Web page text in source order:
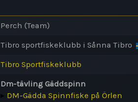
Perch (Team)
Tibro sportfiskeklubb i Sånna Tibro
Tibro Sportfiskeklubb
Dm-tävling Gäddspinn
▸ DM-Gädda Spinnfiske på Örlen